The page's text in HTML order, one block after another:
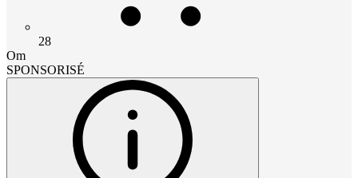
28
Om
SPONSORISÉ